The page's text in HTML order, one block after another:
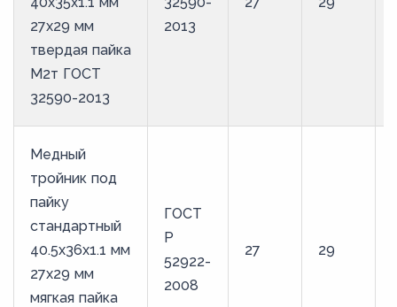
27х29 мм
твердая пайка
М2т ГОСТ
32590-2013
2013
Медный
тройник под
пайку
стандартный
40.5х36х1.1 мм
27х29 мм
мягкая пайка
ГОСТ
Р
52922-
2008
27 29